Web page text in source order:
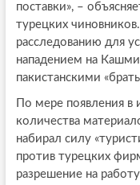
поставки», –
турецких
расследованию для
нападением на
пакистанскими
По мере появления
количества
набирал силу
против турецких
разрешение на